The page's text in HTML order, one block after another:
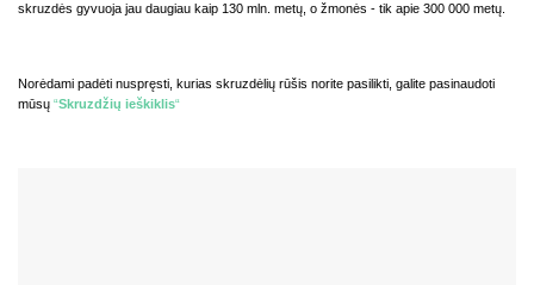
skruzdės gyvuoja jau daugiau kaip 130 mln. metų, o žmonės - tik apie 300 000 metų.
Norėdami padėti nuspręsti, kurias skruzdėlių rūšis norite pasilikti, galite pasinaudoti
mūsų “Skruzdžių ieškiklis“